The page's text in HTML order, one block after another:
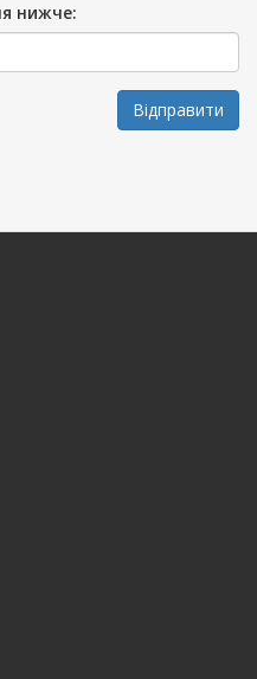
нижче:
Відправити